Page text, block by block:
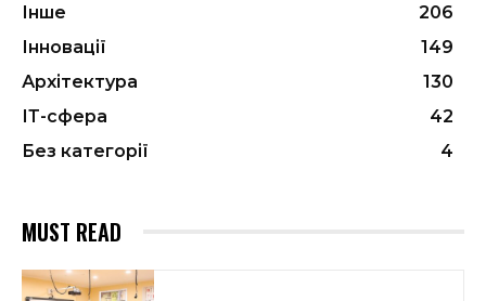
Інше
206
Інновації
149
Архітектура
130
ІТ-сфера
42
Без категорії
4
MUST READ